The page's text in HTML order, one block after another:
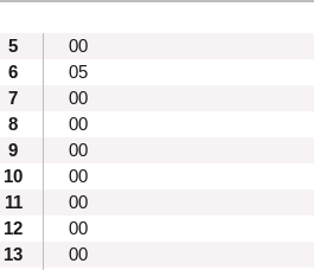
5
00
6
05
7
00
8
00
9
00
10
00
11
00
12
00
13
00